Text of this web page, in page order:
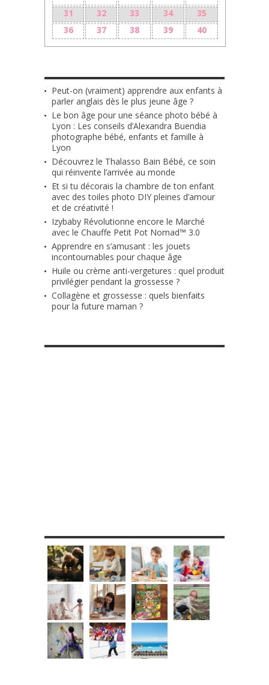
31
32 33 34
35
36
37 38 39 40
Peut-on (vraiment) apprendre aux enfants à
parler anglais dès le plus jeune âge ?
Le bon âge pour une séance photo bébé à
Lyon : Les conseils d’Alexandra Buendia
photographe bébé, enfants et famille à
Lyon
Découvrez le Thalasso Bain Bébé, ce soin
qui réinvente l’arrivée au monde
Et si tu décorais la chambre de ton enfant
avec des toiles photo DIY pleines d’amour
et de créativité !
Izybaby Révolutionne encore le Marché
avec le Chauffe Petit Pot Nomad™ 3.0
Apprendre en s’amusant : les jouets
incontournables pour chaque âge
Huile ou crème anti-vergetures : quel produit
privilégier pendant la grossesse ?
Collagène et grossesse : quels bienfaits
pour la future maman ?